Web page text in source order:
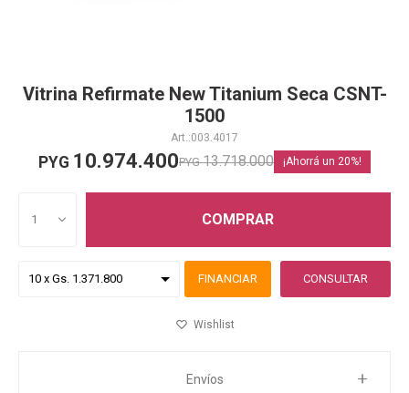
Vitrina Refirmate New Titanium Seca CSNT-
1500
003.4017
PYG 10.974.400PYG 13.718.000 20
1 COMPRAR
FINANCIAR CONSULTAR
Envíos